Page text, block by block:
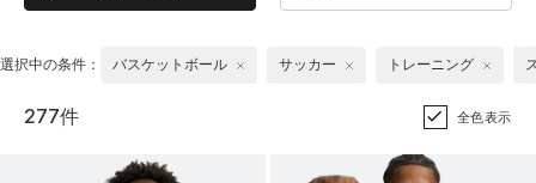
選択中の条件： バスケットボール サッカー トレーニング
277件 全色表示